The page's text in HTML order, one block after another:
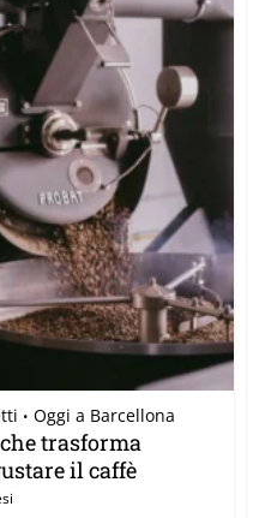
• Oggi a Barcellona
trasforma
il caffè